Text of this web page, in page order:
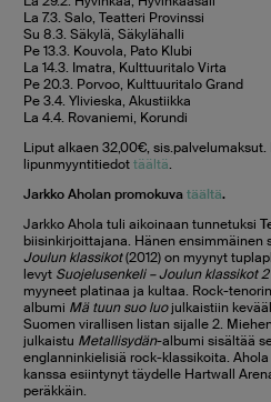
La 7.3. Salo, Teatteri Provinssi
Su 8.3. Säkylä, Säkylähalli
Pe 13.3. Kouvola, Pato Klubi
La 14.3. Imatra, Kulttuuritalo Virta
Pe 20.3. Porvoo, Kulttuuritalo Grand
Pe 3.4. Ylivieska, Akustiikka
La 4.4. Rovaniemi, Korundi
Liput alkaen 32,00€,
lipunmyyntitiedottäältä.
Jarkko Aholan promokuvatäältä.
Jarkko Ahola tuli aikoinaan tunnetuksi
biisinkirjoittajana. Hänen ensimmäinen
Joulun klassikot(2012) on myynyt
levyt Suojelusenkeli – Joulun klassikot 2
myyneet platinaa ja kultaa. Rock-
albumi Mä tuun suo luojulkaistiin
Suomen virallisen listan sijalle 2.
julkaistu Metallisydän-albumi sisältää
englanninkielisiä rock-klassikoita.
kanssa esiintynyt täydelle Hartwall
peräkkäin.